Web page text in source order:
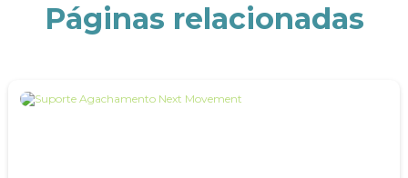
Páginas relacionadas